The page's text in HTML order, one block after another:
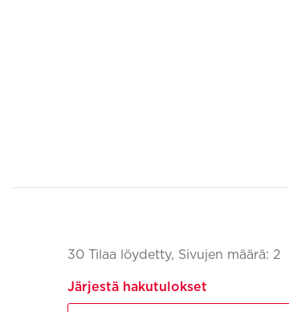
30 Tilaa löydetty, Sivujen määrä: 2
Järjestä hakutulokset